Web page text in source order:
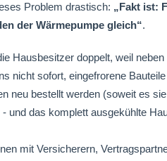
Problem drastisch: „Fakt ist:
der Wärmepumpe gleich“.
Hausbesitzer doppelt, weil
nicht sofort, eingefrorene
neu bestellt werden (soweit es
und das komplett ausgekühlte
mit Versicherern,